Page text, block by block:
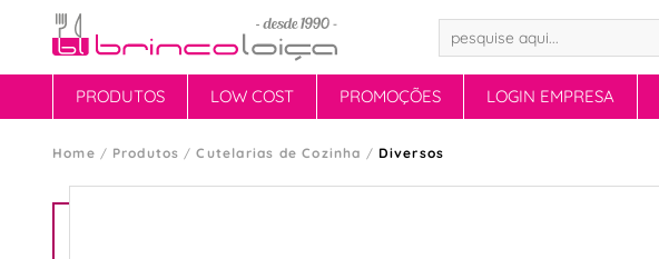
PRODUTOS LOW COST PROMOÇÕES LOGIN EMPRESA
Home Produtos Cutelarias de Cozinha Diversos